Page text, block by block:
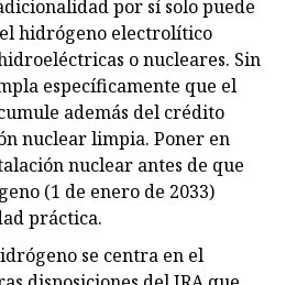
por sí solo puede
hidrógeno electrolítico
o nucleares. Sin
específicamente que el
además del crédito
nuclear limpia. Poner en
nuclear antes de que
(1 de enero de 2033)
práctica.
se centra en el